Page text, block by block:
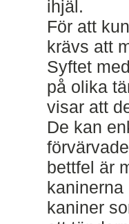
ihjäl.
För att
krävs att
Syftet
på olika
visar att
De kan
bettfel är
kaniner